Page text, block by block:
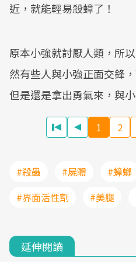
近，就能輕易殺蟑了！
原本小強就討厭人類，所
然有些人與小強正面交鋒
但是還是拿出勇氣來，與
1 2
#殺蟲 #屍體 #蟑螂
#界面活性劑
#美腿
延伸閱讀